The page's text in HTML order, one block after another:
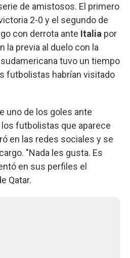
de amistosos. El primero
2-0 y el segundo de
con derrota ante Italia por
la previa al duelo con la
tuvo un tiempo
futbolistas habrían visitado
uno de los goles ante
los futbolistas que aparece
en las redes sociales y se
"Nada les gusta. Es
en sus perfiles el
Qatar.